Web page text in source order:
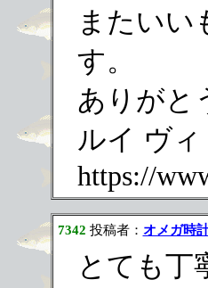
またいい
す。
ありがと
ルイ ヴ
https://
7342 投稿者： オメガ時
とても丁